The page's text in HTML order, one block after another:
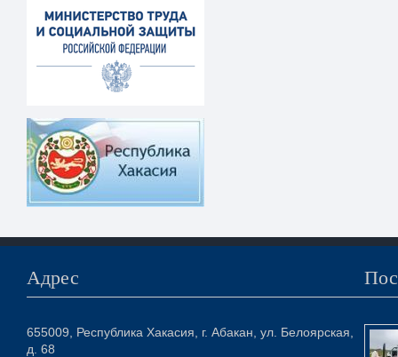
Адрес
655009, Республика Хакасия, г. Абакан, ул. Белоярская,
д. 68